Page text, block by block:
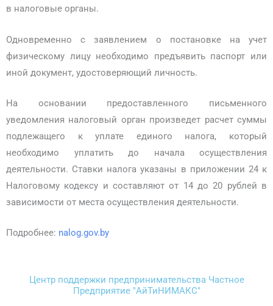
в налоговые органы.
Одновременно с заявлением о постановке на учет
физическому лицу необходимо предъявить паспорт или
иной документ, удостоверяющий личность.
На основании предоставленного письменного
уведомления налоговый орган произведет расчет суммы
подлежащего к уплате единого налога, который
необходимо уплатить до начала осуществления
деятельности. Ставки налога указаны в приложении 24 к
Налоговому кодексу и составляют от 14 до 20 рублей в
зависимости от места осуществления деятельности.
Подробнее: nalog.gov.by
Центр поддержки предпринимательства Частное
Предприятие "АйТиНИМАКС"